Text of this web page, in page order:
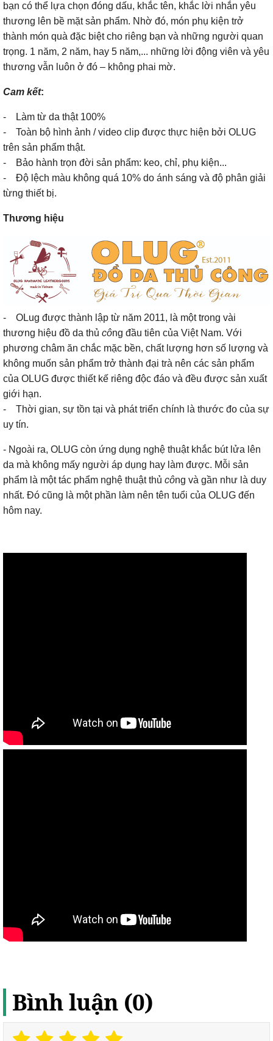
bạn có thể lựa chọn đóng dấu, khắc tên, khắc lời nhắn yêu
thương lên bề mặt sản phẩm. Nhờ đó, món phụ kiện trở
thành món quà đặc biệt cho riêng bạn và những người quan
trọng. 1 năm, 2 năm, hay 5 năm,... những lời động viên và yêu
thương vẫn luôn ở đó – không phai mờ.
Cam kết:
- Làm từ da thật 100%
- Toàn bộ hình ảnh / video clip được thực hiện bởi OLUG
trên sản phẩm thật.
- Bảo hành trọn đời sản phẩm: keo, chỉ, phụ kiện...
- Độ lệch màu không quá 10% do ánh sáng và độ phân giải
từng thiết bị.
Thương hiệu
- OLug được thành lập từ năm 2011, là một trong vài
thương hiệu đồ da thủ công đầu tiên của Việt Nam. Với
phương châm ăn chắc mặc bền, chất lượng hơn số lượng và
không muốn sản phẩm trở thành đại trà nên các sản phẩm
của OLUG được thiết kế riêng độc đáo và đều được sản xuất
giới hạn.
- Thời gian, sự tồn tại và phát triển chính là thước đo của sự
uy tín.
- Ngoài ra, OLUG còn ứng dụng nghệ thuật khắc bút lửa lên
da mà không mấy người áp dụng hay làm được. Mỗi sản
phẩm là một tác phẩm nghệ thuật thủ công và gần như là duy
nhất. Đó cũng là một phần làm nên tên tuổi của OLUG đến
hôm nay.
Bình luận (0)